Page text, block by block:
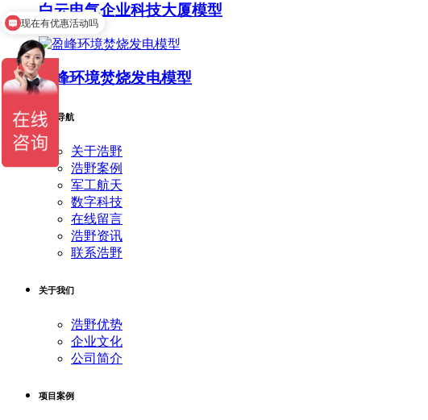
白云电气企业科技大厦模型
盈峰环境焚烧发电模型
快捷导航
关于浩野
浩野案例
军工航天
数字科技
在线留言
浩野资讯
联系浩野
关于我们
浩野优势
企业文化
公司简介
项目案例
现在有优惠活动吗